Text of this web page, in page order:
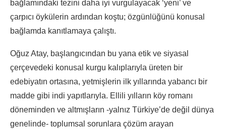
bağlamındaki tezini daha iyi vurgulayacak ‘yeni’ ve
çarpıcı öykülerin ardından koştu; özgünlüğünü konusal
bağlamda kanıtlamaya çalıştı.
Oğuz Atay, başlangıcından bu yana etik ve siyasal
çerçevedeki konusal kurgu kalıplarıyla üreten bir
edebiyatın ortasına, yetmişlerin ilk yıllarında yabancı bir
madde gibi indi yapıtlarıyla. Ellili yılların köy romanı
döneminden ve altmışların -yalnız Türkiye’de değil dünya
genelinde- toplumsal sorunlara çözüm arayan